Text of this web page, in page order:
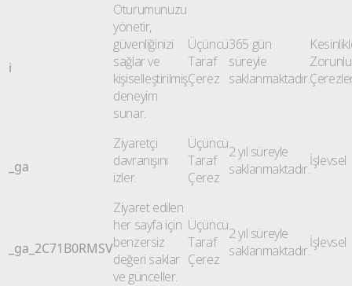
i
Oturumunuzu
yönetir,
güvenliğinizi
sağlar ve
kişiselleştirilmiş
deneyim
sunar.
Üçüncü
Taraf
Çerez
365 gün
süreyle
saklanmaktadır.
Zorunlu
_ga
Ziyaretçi
davranışını
izler.
Üçüncü
Taraf
Çerez
2 yıl süreyle
saklanmaktadır.İşlevsel
_ga_2C71B0RMSV
Ziyaret edilen
her sayfa için
benzersiz
değeri saklar
ve günceller.
Üçüncü
Taraf
Çerez
2 yıl süreyle
saklanmaktadır.İşlevsel